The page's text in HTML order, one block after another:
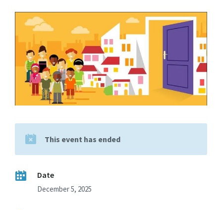
This event has ended
Date
December 5, 2025